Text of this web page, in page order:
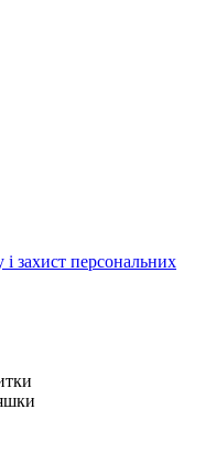
захист персональних